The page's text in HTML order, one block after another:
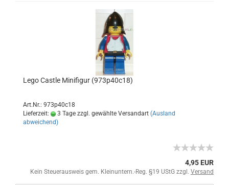
Lego Castle Minifigur (973p40c18)
Art.Nr.: 973p40c18
Lieferzeit:
3 Tage zzgl. gewählte Versandart (Ausland
abweichend)
4,95 EUR
Kein Steuerausweis gem. Kleinuntern.-Reg. §19 UStG zzgl. Versand